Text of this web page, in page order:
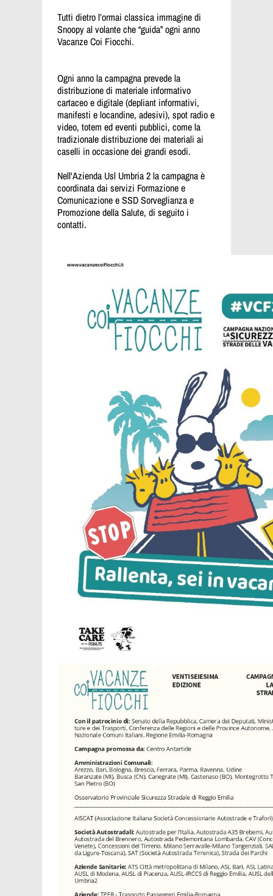
Tutti dietro l’ormai classica immagine di
Snoopy al volante che “guida” ogni anno
Vacanze Coi Fiocchi.
Ogni anno la campagna prevede la
distribuzione di materiale informativo
cartaceo e digitale (depliant informativi,
manifesti e locandine, adesivi), spot radio e
video, totem ed eventi pubblici, come la
tradizionale distribuzione dei materiali ai
caselli in occasione dei grandi esodi.
Nell'Azienda Usl Umbria 2 la campagna è
coordinata dai servizi Formazione e
Comunicazione e SSD Sorveglianza e
Promozione della Salute, di seguito i
contatti.